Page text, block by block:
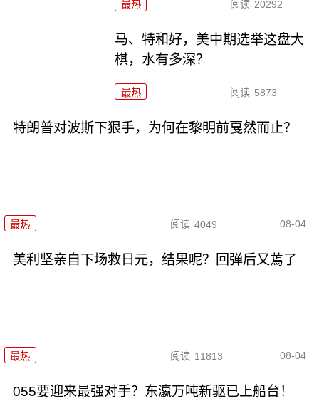
最热 阅读 20292
马、特和好，美中期选举这盘大
棋，水有多深？
最热 阅读 5873
特朗普对波斯下狠手，为何在黎明前戛然而止？
最热 阅读 4049 08-04
美利坚亲自下场救日元，结果呢？回弹后又蔫了
最热 阅读 11813 08-04
055要迎来最强对手？东瀛万吨新驱已上船台！